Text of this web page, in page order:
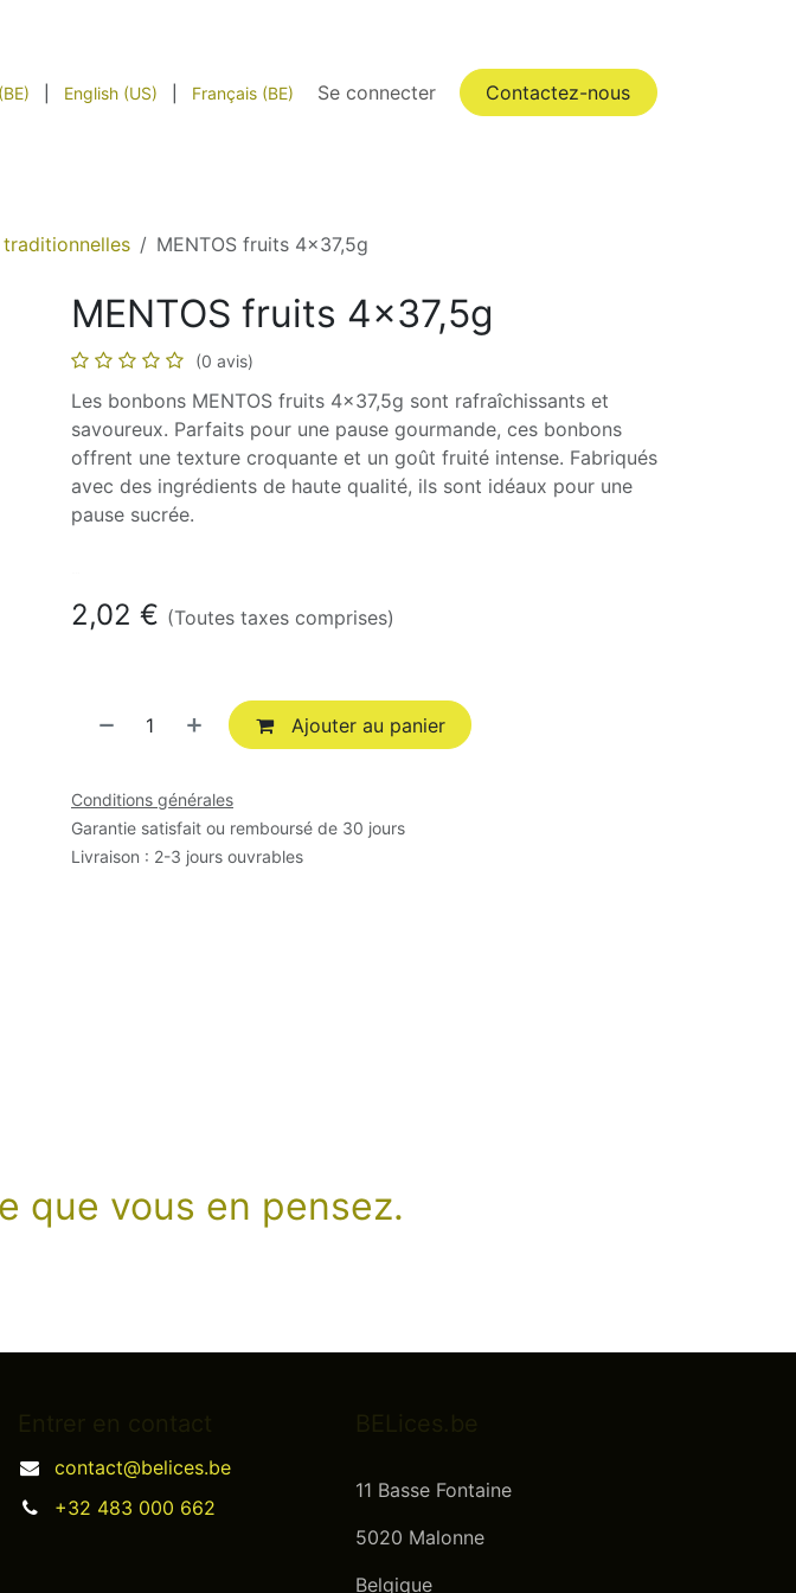
Nos partenaires Livraison Pro FAQ Catégories
English (US) Français (BE) Se connecter Contactez-nous
MENTOS fruits 4x37,5g
MENTOS fruits 4x37,5g
(0 avis)
Les bonbons MENTOS fruits 4x37,5g sont rafraîchissants et
savoureux. Parfaits pour une pause gourmande, ces bonbons
offrent une texture croquante et un goût fruité intense. Fabriqués
avec des ingrédients de haute qualité, ils sont idéaux pour une
pause sucrée.
2,02 € (Toutes taxes comprises)
Ajouter au panier
Conditions générales
Garantie satisfait ou remboursé de 30 jours
Livraison : 2-3 jours ouvrables
que vous en pensez.
contact@belices.be
+32 483 000 662
11 Basse Fontaine
5020 Malonne
Belgique